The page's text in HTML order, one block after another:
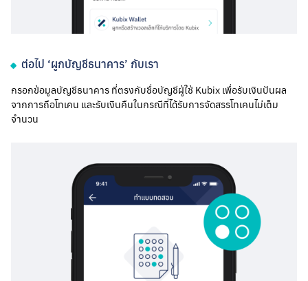
ต่อไป ‘ผูกบัญชีธนาคาร’ กับเรา
กรอกข้อมูลบัญชีธนาคาร ที่ตรงกับชื่อบัญชีผู้ใช้ Kubix เพื่อรับเงินปันผล
จากการถือโทเคน และรับเงินคืนในกรณีที่ได้รับการจัดสรรโทเคนไม่เต็ม
จำนวน